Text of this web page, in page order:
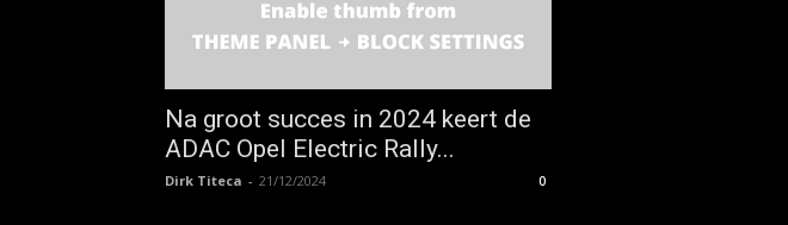
Na groot succes in 2024 keert de
ADAC Opel Electric Rally...
Dirk Titeca - 21/12/2024 0